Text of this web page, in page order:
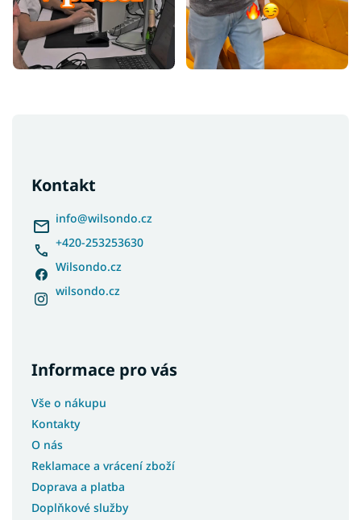
Kontakt
info@wilsondo.cz
+420-253253630
Wilsondo.cz
wilsondo.cz
Informace pro vás
Vše o nákupu
Kontakty
O nás
Reklamace a vrácení zboží
Doprava a platba
Doplňkové služby